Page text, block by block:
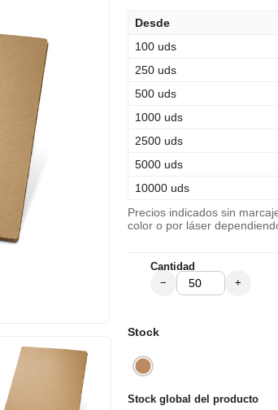
Desde
100 uds
250 uds
500 uds
1000 uds
2500 uds
5000 uds
10000 uds
Precios indicados sin
color o por láser
Cantidad
− +
Stock
Stock global del producto